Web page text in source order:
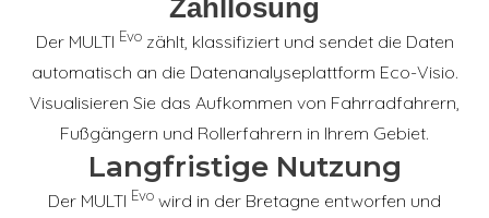
Zähllösung
Der MULTI Evozählt, klassifiziert und sendet die Daten
automatisch an die Datenanalyseplattform Eco-Visio.
Visualisieren Sie das Aufkommen von Fahrradfahrern,
Fußgängern und Rollerfahrern in Ihrem Gebiet.
Langfristige Nutzung
Der MULTI Evo wird in der Bretagne entworfen und